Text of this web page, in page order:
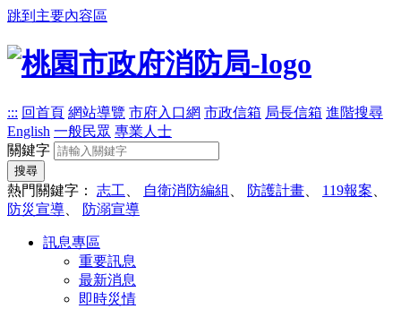
跳到主要內容區
::: 回首頁 網站導覽 市府入口網 市政信箱 局長信箱 進階搜尋
English 一般民眾 專業人士
關鍵字
搜尋
熱門關鍵字： 志工 自衛消防編組 防護計畫 119報案
防災宣導
防溺宣導
訊息專區
重要訊息
最新消息
即時災情